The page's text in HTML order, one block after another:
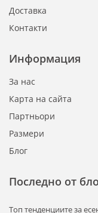
Информация
За нас
Карта на сайта
Партньори
Размери
Блог
Доставка
Контакти
Последно от
Tоп тенденциите за